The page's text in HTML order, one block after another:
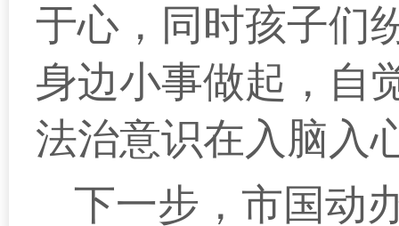
于心，同时孩子们
身边小事做起，自
法治意识在入脑入
下一步，市国动